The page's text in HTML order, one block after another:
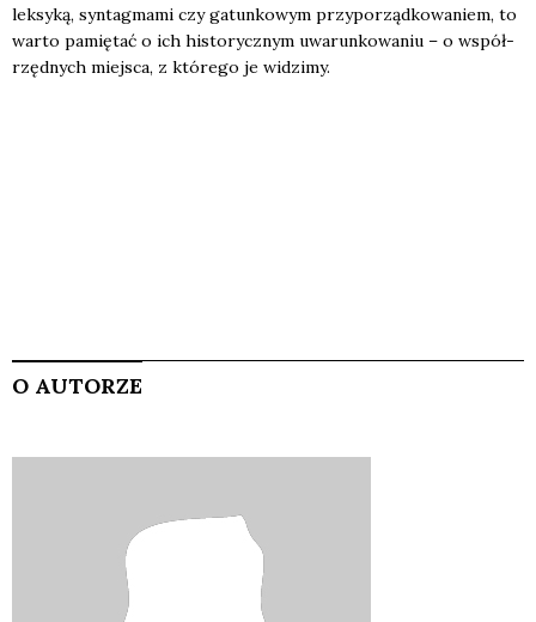
lek­sy­ką, syn­tag­ma­mi czy gatun­ko­wym przy­po­rząd­ko­wa­niem, to
war­to pamię­tać o ich histo­rycz­nym uwa­run­ko­wa­niu – o współ­
rzęd­nych miej­sca, z któ­re­go je widzi­my.
O AUTORZE